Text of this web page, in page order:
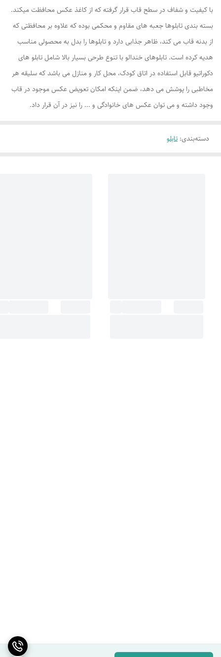
با کیفیت و شفاف در سطح قاب قرار گرفته که از کاغذ عکس محافظت میکند.
بسته بندی تابلوها جعبه های مقاوم و محکمی بوده که علاوه بر محافظتی که
از بدنه قاب می کند، ظاهر جذابی دارد و تابلوها را بدل به محصولی مناسب
هدیه کرده است. تابلوهای خندالو با تنوع طرحی بسیار بالا شامل تابلو های
دکوراتیو قابل استفاده در اتاق کودک، محل کار و منازل می باشد که سلیقه هر
مخاطبی را پوشش می دهد، ضمن اینکه امکان تعویض عکس موجود در قاب
وجود داشته و می توان عکس های خانوادگی و ... را نیز در آن قرار داد.
دسته‌بندی: تابلو